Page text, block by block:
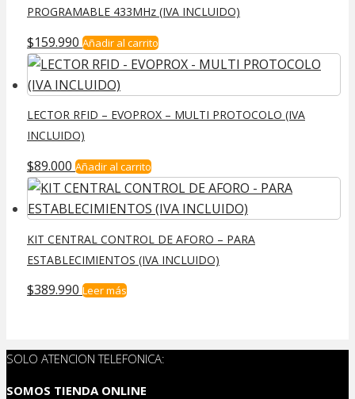
PROGRAMABLE 433MHz (IVA INCLUIDO)
$159.990 Añadir al carrito
LECTOR RFID – EVOPROX – MULTI PROTOCOLO (IVA
INCLUIDO)
$89.000 Añadir al carrito
KIT CENTRAL CONTROL DE AFORO – PARA
ESTABLECIMIENTOS (IVA INCLUIDO)
$389.990 Leer más
SOLO ATENCION TELEFONICA:
SOMOS TIENDA ONLINE